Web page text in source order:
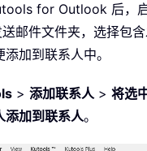
for Outlook 后，
邮件文件夹，选择包
加到联系人中。
> 添加联系人> 将选
添加到联系人。